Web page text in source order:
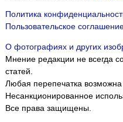
Политика
Пользовательское
О фотографиях и других
Мнение редакции не всегда
статей.
Любая перепечатка возможна
Несанкционированное
Все права защищены.